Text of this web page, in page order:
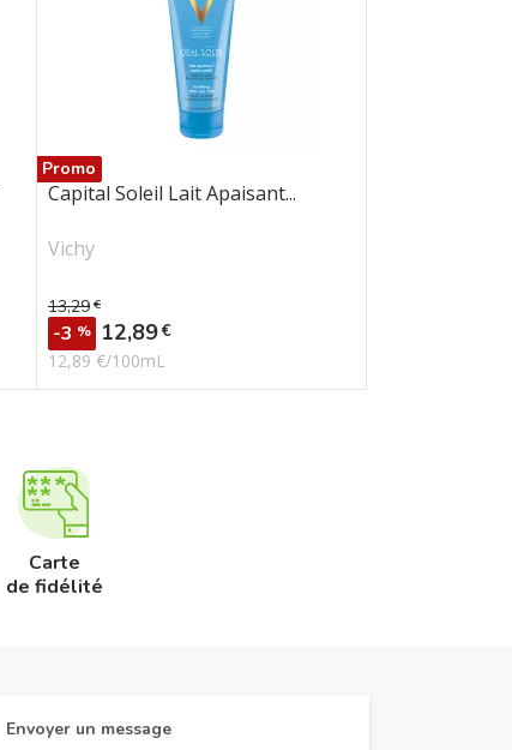
Promo
Capital Soleil Lait Apaisant...
Vichy
Prix de base
13,29 €
-3 % Prix
12,89€
12,89 €/100mL
Carte
de fidélité
Envoyer un message